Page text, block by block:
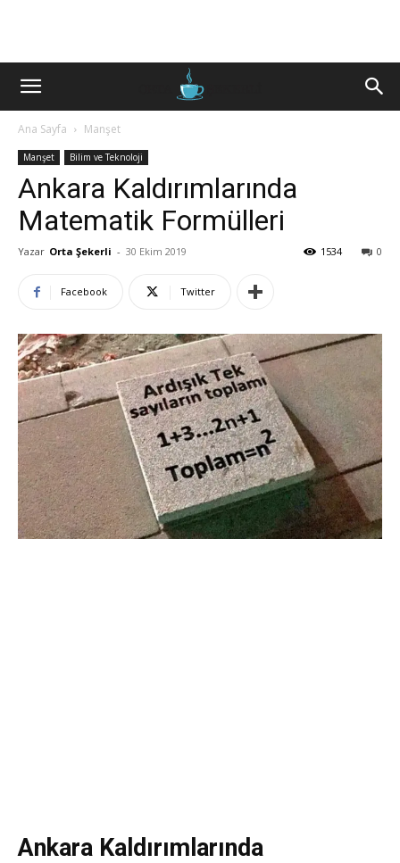
Ana Sayfa Manşet
Manşet Bilim ve Teknoloji
Ankara Kaldırımlarında
Matematik Formülleri
Yazar Orta Şekerli - 30 Ekim 2019 0
1534
Facebook Twitter
Ankara Kaldırımlarında